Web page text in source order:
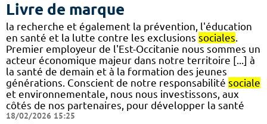
Livre de marque
la recherche et également la prévention, l'éducation
en santé et la lutte contre les exclusions sociales.
Premier employeur de l'Est-Occitanie nous sommes un
acteur économique majeur dans notre territoire [...] à
la santé de demain et à la formation des jeunes
générations. Conscient de notre responsabilité sociale
et environnementale, nous nous investissons, aux
côtés de nos partenaires, pour développer la santé
18/02/2026 15:25